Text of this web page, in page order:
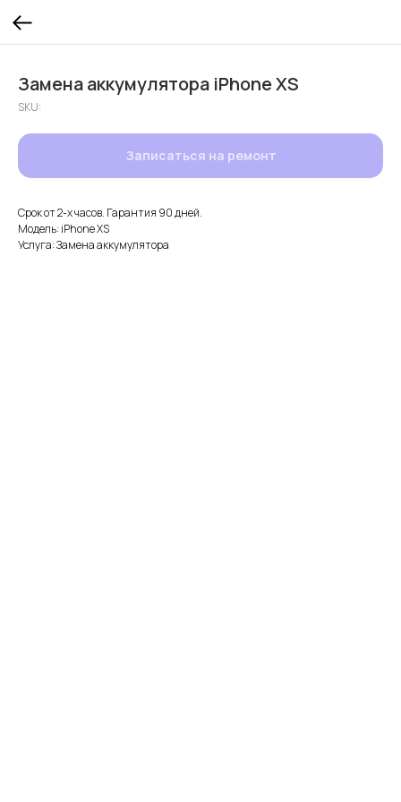
Замена аккумулятора iPhone XS
SKU:
Записаться на ремонт
Срок от 2-х часов. Гарантия 90 дней.
Модель: iPhone XS
Услуга: Замена аккумулятора